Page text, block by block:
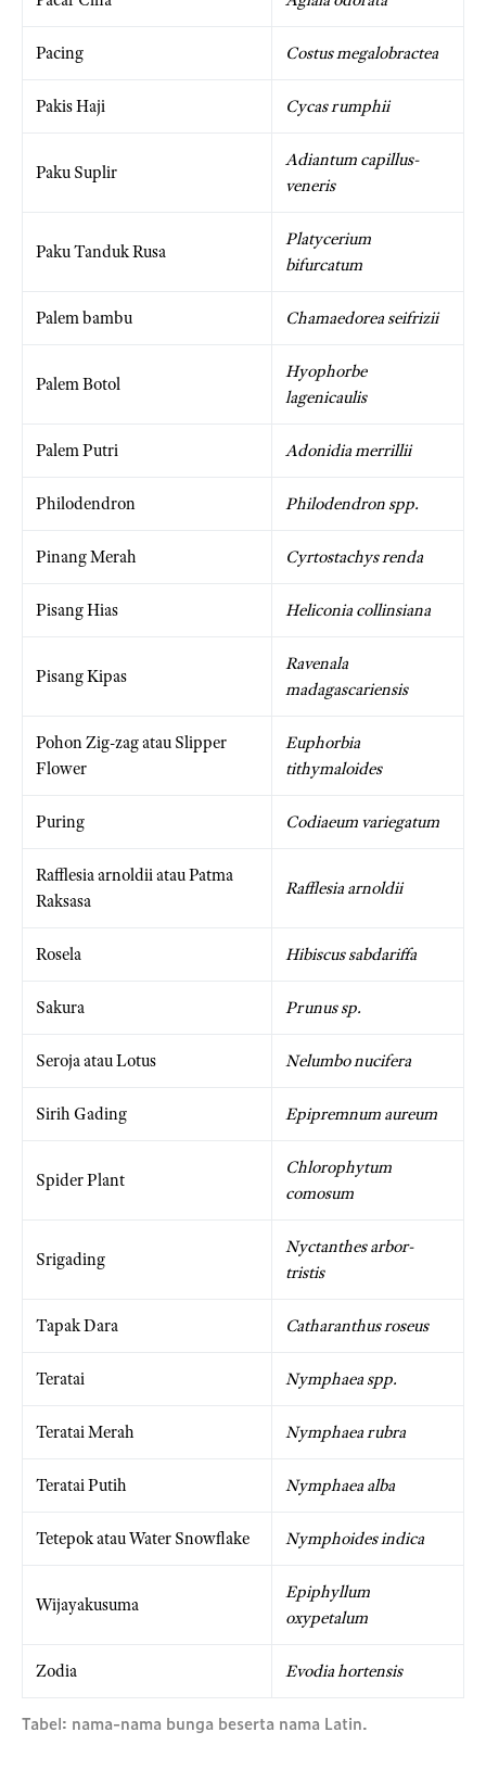
Pacing Costus megalobractea
Pakis Haji Cycas rumphii
Paku Suplir
Adiantum capillus-
veneris
Paku Tanduk Rusa
Platycerium
bifurcatum
Palem bambu Chamaedorea seifrizii
Palem Botol
Hyophorbe
lagenicaulis
Palem Putri Adonidia merrillii
Philodendron Philodendron spp.
Pinang Merah Cyrtostachys renda
Pisang Hias Heliconia collinsiana
Pisang Kipas
Ravenala
madagascariensis
Pohon Zig-zag atau Slipper
Flower
Euphorbia
tithymaloides
Puring Codiaeum variegatum
Rafflesia arnoldii atau Patma
Raksasa
Rafflesia arnoldii
Rosela Hibiscus sabdariffa
Sakura Prunus sp.
Seroja atau Lotus Nelumbo nucifera
Sirih Gading Epipremnum aureum
Spider Plant
Chlorophytum
comosum
Srigading
Nyctanthes arbor-
tristis
Tapak Dara Catharanthus roseus
Teratai Nymphaea spp.
Teratai Merah Nymphaea rubra
Teratai Putih Nymphaea alba
Tetepok atau Water Snowflake Nymphoides indica
Wijayakusuma
Epiphyllum
oxypetalum
Zodia Evodia hortensis
Tabel: nama-nama bunga beserta nama Latin.